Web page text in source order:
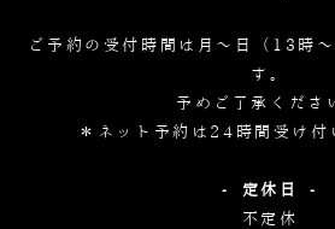
ご予約の受付時間は月～日（13時
す。
予めご了承くださ
＊ネット予約は24時間受け付
- 定休日 -
不定休